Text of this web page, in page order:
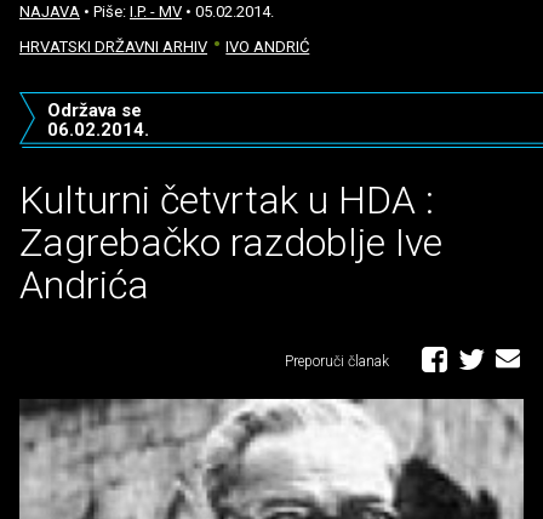
NAJAVA • Piše: I.P. - MV • 05.02.2014.
HRVATSKI DRŽAVNI ARHIV
IVO ANDRIĆ
Kulturni četvrtak u HDA :
Zagrebačko razdoblje Ive
Andrića
Održava se
06.02.2014.
Preporuči članak